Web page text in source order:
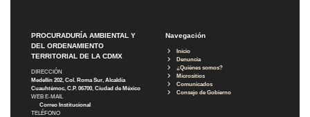
PROCURADURÍA AMBIENTAL Y
DEL ORDENAMIENTO
TERRITORIAL DE LA CDMX
DIRECCIÓN
Medellín 202, Col. Roma Sur, Alcaldía
Cuauhtémoc, C.P. 06700, Ciudad de México
WEB E-MAIL
Correo Institucional
TELÉFONO
Navegación
Inicio
Denuncia
¿Quiénes somos?
Micrositios
Comunicados
Consejo de Gobierno